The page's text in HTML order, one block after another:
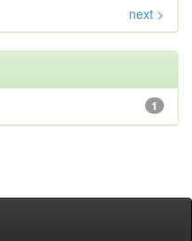
next >
1